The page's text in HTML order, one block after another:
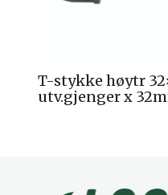
T-stykke høytr
utv.gjenger x